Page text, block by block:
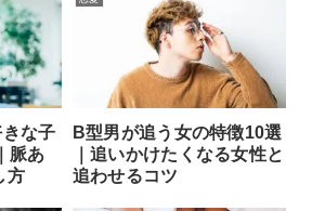
な子
脈あ
方
B型男が追う女の特徴10選
｜追いかけたくなる女性と
追わせるコツ